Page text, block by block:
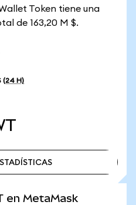
Token tiene una
de 163,20 M $.
(24 H)
en MetaMask